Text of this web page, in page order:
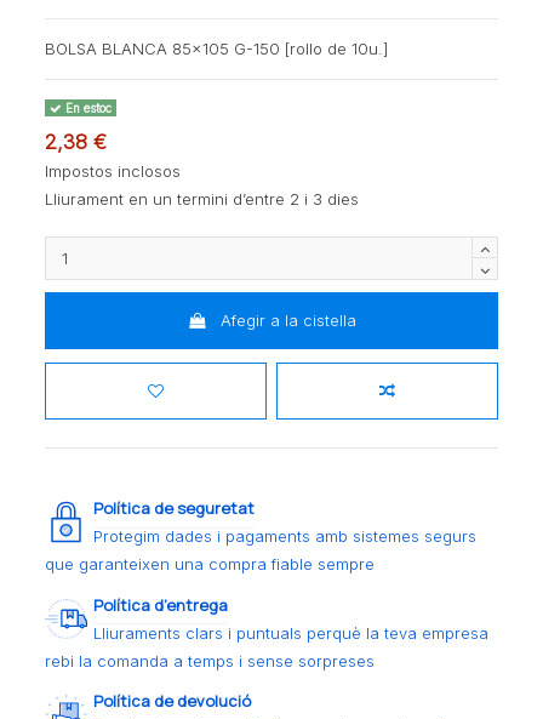
BOLSA BLANCA 85x105 G-150 [rollo de 10u.]
En estoc
2,38 €
Impostos inclosos
Lliurament en un termini d’entre 2 i 3 dies
Afegir a la cistella
Política de seguretat
Protegim dades i pagaments amb sistemes segurs
que garanteixen una compra fiable sempre
Política d’entrega
Lliuraments clars i puntuals perquè la teva empresa
rebi la comanda a temps i sense sorpreses
Política de devolució